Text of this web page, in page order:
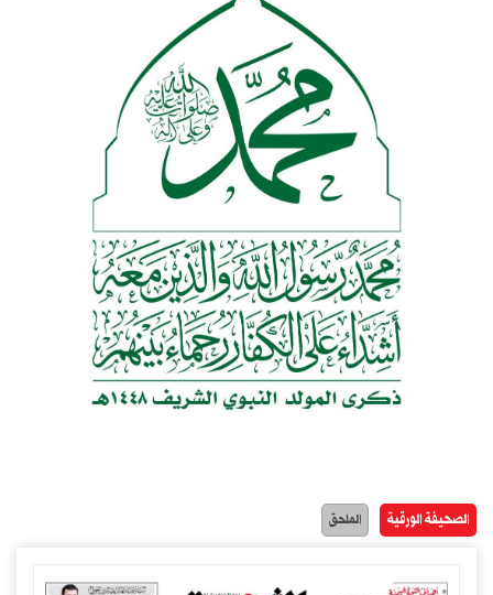
الصحيفة الورقية الملحق